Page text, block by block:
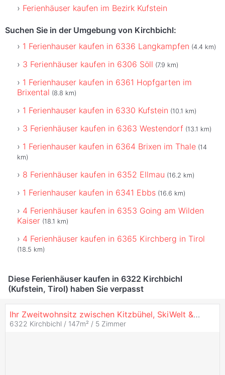
Ferienhäuser kaufen im Bezirk Kufstein
Suchen Sie in der Umgebung von Kirchbichl:
1 Ferienhauser kaufen in 6336 Langkampfen (4.4 km)
3 Ferienhäuser kaufen in 6306 Söll (7.9 km)
1 Ferienhauser kaufen in 6361 Hopfgarten im
Brixental (8.8 km)
1 Ferienhauser kaufen in 6330 Kufstein (10.1 km)
3 Ferienhäuser kaufen in 6363 Westendorf (13.1 km)
1 Ferienhauser kaufen in 6364 Brixen im Thale (14
km)
8 Ferienhäuser kaufen in 6352 Ellmau (16.2 km)
1 Ferienhauser kaufen in 6341 Ebbs (16.6 km)
4 Ferienhäuser kaufen in 6353 Going am Wilden
Kaiser (18.1 km)
4 Ferienhäuser kaufen in 6365 Kirchberg in Tirol
(18.5 km)
Diese Ferienhäuser kaufen in 6322 Kirchbichl
(Kufstein, Tirol) haben Sie verpasst
Ihr Zweitwohnsitz zwischen Kitzbühel, SkiWelt & Wilder Kaiser - Exklusives Reihenhaus in Waldrandlage
6322 Kirchbichl / 147m² / 5 Zimmer